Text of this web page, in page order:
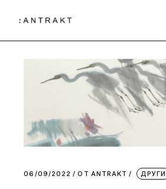
06/09/2022 ОТ АNTRAKT ДРУГИ